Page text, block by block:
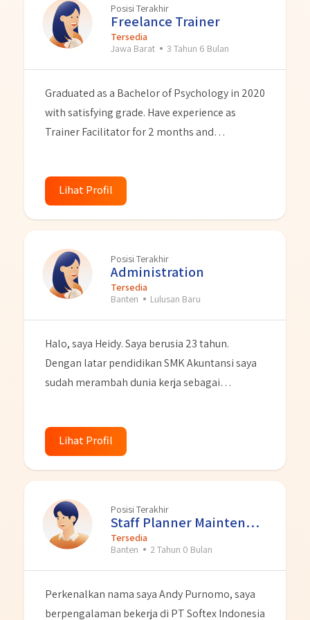
Posisi Terakhir
Freelance Trainer
Tersedia
Jawa Barat
3 Tahun 6 Bulan
Graduated as a Bachelor of Psychology in 2020
with satisfying grade. Have experience as
Trainer Facilitator for 2 months and
do administrative things. Also I have passion in
HR and seeking for position to start a career in
Lihat Profil
Posisi Terakhir
Administration
Tersedia
Banten
Lulusan Baru
Halo, saya Heidy. Saya berusia 23 tahun.
Dengan latar pendidikan SMK Akuntansi saya
sudah merambah dunia kerja sebagai
saya miliki terkait pelayanan customer dan
juga pelayanan dokumentasi kantor. Saya juga
memiliki basic pengetahuan tentang
Akuntansi. Saya adalah personal yang tekun,
gigih dalam belajar dan juga cepat belajar hal
baru. Saya menyukai hal detail dan teliti. Saya
juga sangat menyukai keramah tamahan
tim.
Lihat Profil
Posisi Terakhir
Staff Planner Maintenance
Tersedia
Banten
2 Tahun 0 Bulan
Perkenalkan nama saya Andy Purnomo, saya
berpengalaman bekerja di PT Softex Indonesia